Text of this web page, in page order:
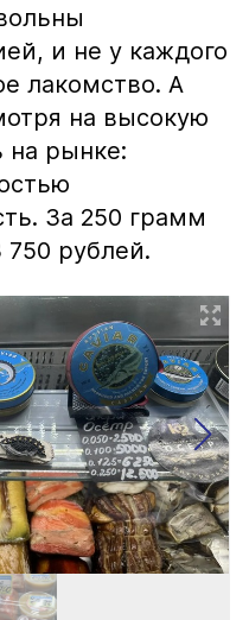
и не у каждого
лакомство. А
на высокую
на рынке:
За 250 грамм
750 рублей.